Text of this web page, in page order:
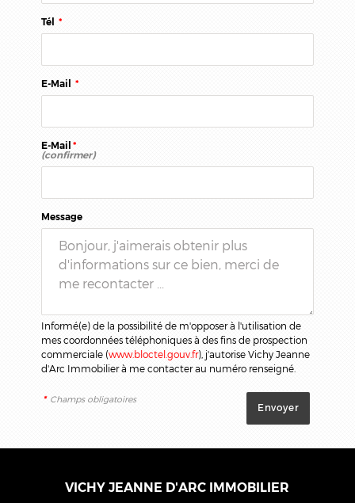
Tél *
E-Mail *
E-Mail *
(confirmer)
Message
Informé(e) de la possibilité de m'opposer à l'utilisation de
mes coordonnées téléphoniques à des fins de prospection
commerciale (www.bloctel.gouv.fr), j'autorise Vichy Jeanne
d'Arc Immobilier à me contacter au numéro renseigné.
* Champs obligatoires
VICHY JEANNE D'ARC IMMOBILIER